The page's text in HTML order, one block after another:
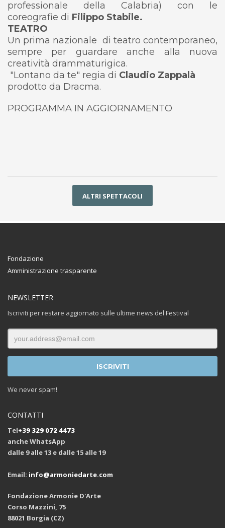
professionale della Calabria) con le
coreografie di Filippo Stabile.
TEATRO
Un prima nazionale di teatro contemporaneo,
sempre per guardare anche alla nuova
creatività drammaturigica.
"Lontano da te" regia di Claudio Zappalà
prodotto da Dracma.
PROGRAMMA IN AGGIORNAMENTO
ALTRI SPETTACOLI
Fondazione
Amministrazione trasparente
NEWSLETTER
Iscriviti per restare aggiornato sulle ultime news del Festival
We never spam!
CONTATTI
Tel+39 329 072 4473
anche WhatsApp
dalle 9 alle 13 e dalle 15 alle 19
Email: info@armoniedarte.com
Fondazione Armonie D'Arte
Corso Mazzini, 75
88021 Borgia (CZ)